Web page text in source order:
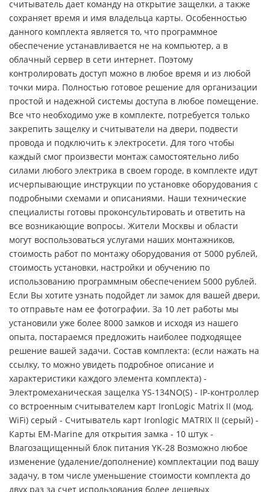
считыватель дает команду на открытие защелки, а также
сохраняет время и имя владельца карты. Особенностью
данного комплекта является то, что программное
обеспечение устанавливается не на компьютер, а в
облачный сервер в сети интернет. Поэтому
контролировать доступ можно в любое время и из любой
точки мира. Полностью готовое решение для организации
простой и надежной системы доступа в любое помещение.
Все что необходимо уже в комплекте, потребуется только
закрепить защелку и считыватели на двери, подвести
провода и подключить к электросети. Для того чтобы
каждый смог произвести монтаж самостоятельно либо
силами любого электрика в своем городе, в комплекте идут
исчерпывающие инструкции по установке оборудования с
подробными схемами и описаниями. Наши технические
специалисты готовы проконсультировать и ответить на
все возникающие вопросы. Жители Москвы и области
могут воспользоваться услугами наших монтажников,
стоимость работ по монтажу оборудования от 5000 рублей,
стоимость установки, настройки и обучению по
использованию программным обеспечением 5000 рублей.
Если Вы хотите узнать подойдет ли замок для вашей двери,
то отправьте нам ее фотографии. За 10 лет работы мы
установили уже более 8000 замков и исходя из нашего
опыта, постараемся предложить наиболее подходящее
решение вашей задачи. Состав комплекта: (если нажать на
ссылку, то можно увидеть подробное описание и
характеристики каждого элемента комплекта) -
Электромеханическая защелка YS-134NO(S) - IP-контроллер
со встроенным считывателем карт IronLogic Matrix II (мод.
WiFi) серый - Считыватель карт Ironlogic MATRIX II (серый) -
Карты EM-Marine для открытия замка - 10 штук -
Влагозащищенный блок питания YK-28 Возможно любое
изменение (удаление/дополнение) комплектации под вашу
задачу, в том числе уменьшение стоимости комплекта до
двух раз за счет использования более дешевых